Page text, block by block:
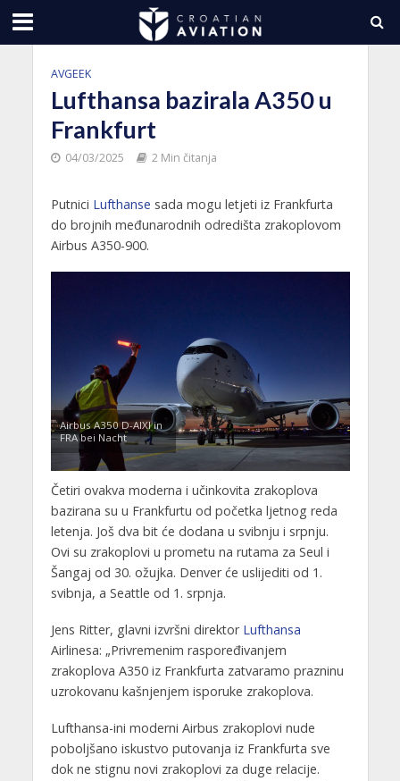
AVGEEK
Lufthansa bazirala A350 u
Frankfurt
04/03/2025 2 Min čitanja
Putnici Lufthanse sada mogu letjeti iz Frankfurta
do brojnih međunarodnih odredišta zrakoplovom
Airbus A350-900.
Airbus A350 D-AIXI in
FRA bei Nacht
Četiri ovakva moderna i učinkovita zrakoplova
bazirana su u Frankfurtu od početka ljetnog reda
letenja. Još dva bit će dodana u svibnju i srpnju.
Ovi su zrakoplovi u prometu na rutama za Seul i
Šangaj od 30. ožujka. Denver će uslijediti od 1.
svibnja, a Seattle od 1. srpnja.
Jens Ritter, glavni izvršni direktor Lufthansa
Airlinesa: „Privremenim raspoređivanjem
zrakoplova A350 iz Frankfurta zatvaramo prazninu
uzrokovanu kašnjenjem isporuke zrakoplova.
Lufthansa-ini moderni Airbus zrakoplovi nude
poboljšano iskustvo putovanja iz Frankfurta sve
dok ne stignu novi zrakoplovi za duge relacije.